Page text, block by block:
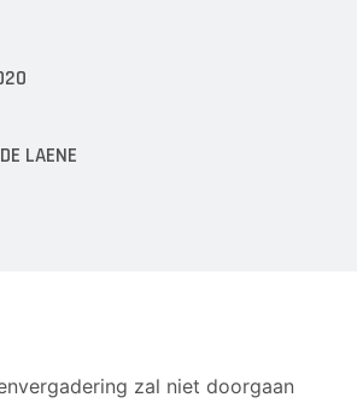
LAENE
zal niet doorgaan